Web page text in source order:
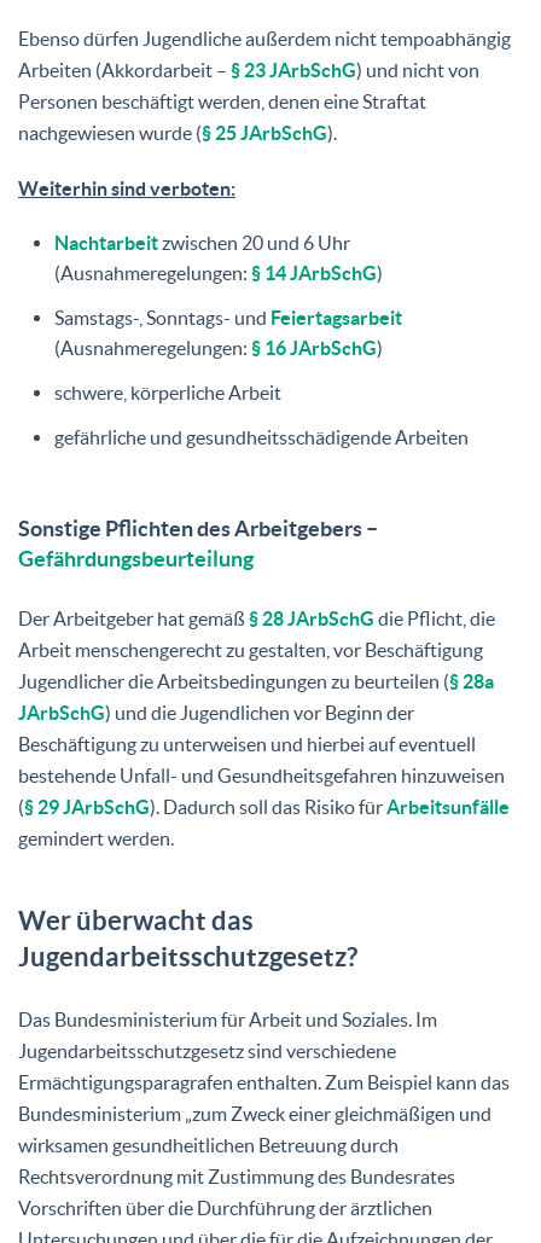
Ebenso dürfen Jugendliche außerdem nicht tempoabhängig
Arbeiten (Akkordarbeit – § 23 JArbSchG) und nicht von
Personen beschäftigt werden, denen eine Straftat
nachgewiesen wurde (§ 25 JArbSchG).
Weiterhin sind verboten:
Nachtarbeitzwischen 20 und 6 Uhr
(Ausnahmeregelungen: § 14 JArbSchG)
Samstags-, Sonntags- und Feiertagsarbeit
(Ausnahmeregelungen: § 16 JArbSchG)
schwere, körperliche Arbeit
gefährliche und gesundheitsschädigende Arbeiten
Sonstige Pflichten des Arbeitgebers –
Gefährdungsbeurteilung
Der Arbeitgeber hat gemäß § 28 JArbSchG die Pflicht, die
Arbeit menschengerecht zu gestalten, vor Beschäftigung
Jugendlicher die Arbeitsbedingungen zu beurteilen (§ 28a
JArbSchG) und die Jugendlichen vor Beginn der
Beschäftigung zu unterweisen und hierbei auf eventuell
bestehende Unfall- und Gesundheitsgefahren hinzuweisen
(§ 29 JArbSchG). Dadurch soll das Risiko fürArbeitsunfälle
gemindert werden.
Wer überwacht das
Jugendarbeitsschutzgesetz?
Das Bundesministerium für Arbeit und Soziales. Im
Jugendarbeitsschutzgesetz sind verschiedene
Ermächtigungsparagrafen enthalten. Zum Beispiel kann das
Bundesministerium „zum Zweck einer gleichmäßigen und
wirksamen gesundheitlichen Betreuung durch
Rechtsverordnung mit Zustimmung des Bundesrates
Vorschriften über die Durchführung der ärztlichen